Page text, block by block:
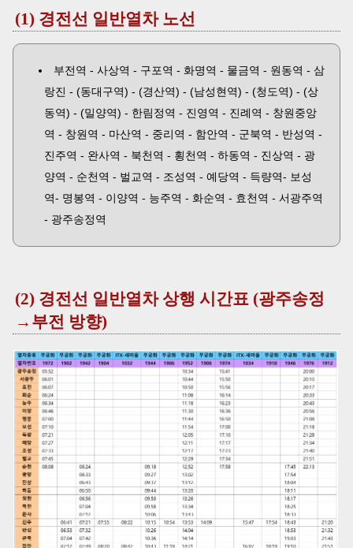
(1) 경전선 일반열차 노선
부전역 - 사상역 - 구포역 - 화명역 - 물금역 - 원동역 - 삼
랑진 - (동대구역) - (경산역) - (남성현역) - (청도역) - (상
동역) - (밀양역) - 한림정역 - 진영역 - 진례역 - 창원중앙
역 - 창원역 - 마산역 - 중리역 - 함안역 - 군북역 - 반성역 -
진주역 - 완사역 - 북천역 - 횡천역 - 하동역 - 진상역 - 광
양역 - 순천역 - 벌교역 - 조성역 - 예당역 - 득량역- 보성
역- 명봉역 - 이양역 - 능주역 - 화순역 - 효천역 - 서광주역
- 광주송정역
(2) 경전선 일반열차 상행 시간표 (광주송정
→부전 방향)